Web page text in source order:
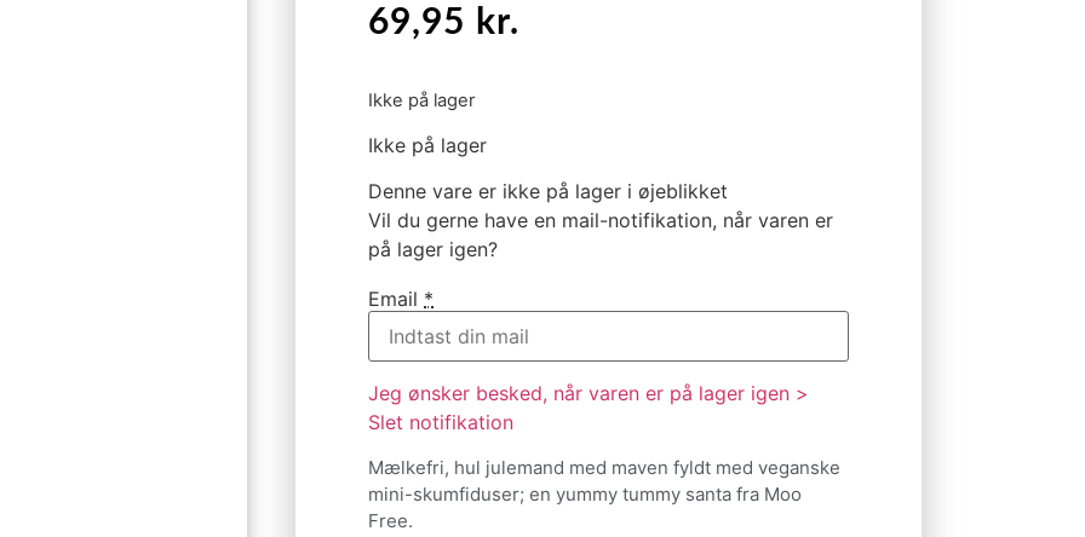
69,95 kr.
Ikke på lager
Ikke på lager
Denne vare er ikke på lager i øjeblikket
Vil du gerne have en mail-notifikation, når varen er
på lager igen?
Email *
Jeg ønsker besked, når varen er på lager igen >
Slet notifikation
Mælkefri, hul julemand med maven fyldt med veganske
mini-skumfiduser; en yummy tummy santa fra Moo
Free.